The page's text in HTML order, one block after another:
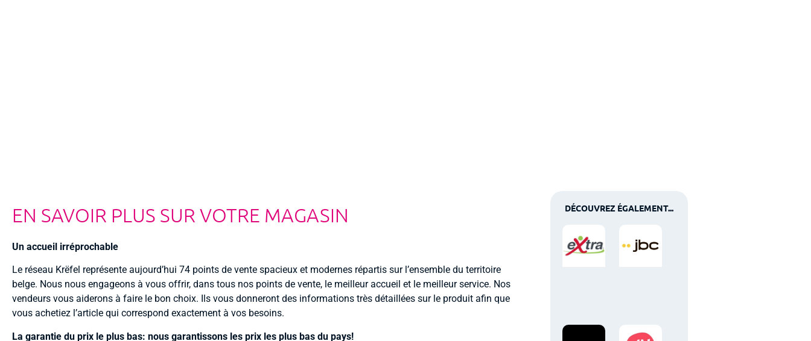
EN SAVOIR PLUS SUR VOTRE MAGASIN
Un accueil irréprochable
Le réseau Krëfel représente aujourd’hui 74 points de vente spacieux et modernes répartis sur l’ensemble du territoire
belge. Nous nous engageons à vous offrir, dans tous nos points de vente, le meilleur accueil et le meilleur service. Nos
vendeurs vous aiderons à faire le bon choix. Ils vous donneront des informations très détaillées sur le produit afin que
vous achetiez l’article qui correspond exactement à vos besoins.
La garantie du prix le plus bas: nous garantissons les prix les plus bas du pays!
DÉCOUVREZ ÉGALEMENT...